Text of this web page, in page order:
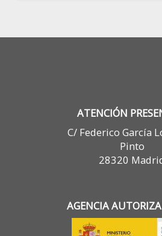
ATENCIÓN
C/ Federico García
Pinto
28320
AGENCIA